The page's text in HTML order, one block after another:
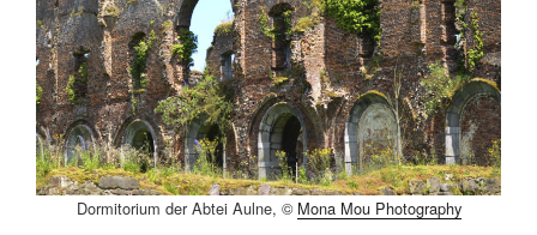
Dormitorium der Abtei Aulne, © Mona Mou Photography